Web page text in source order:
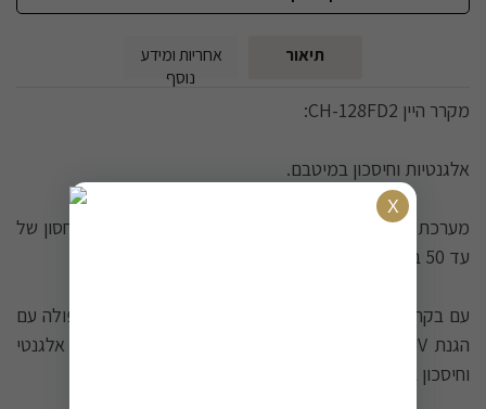
תיאור
אחריות ומידע
נוסף
מקרר היין CH-128FD2:
אלגנטיות וחיסכון במיטבם.
מערכת מדחס חכמה משולבת עם מדפי עץ יוקרתיים לאחסון של
עד 50 בקבוקים במארז קומפקטי.
עם בקרת טמפרטורה מתקדמת בחזית הדלת וזכוכית כפולה עם
הגנת UV, זהו השילוב המושלם בין קיבולת גדולה, עיצוב אלגנטי
וחיסכון בחשמל.